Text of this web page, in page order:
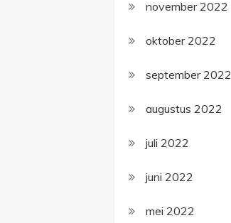
november 2022
oktober 2022
september 2022
augustus 2022
juli 2022
juni 2022
mei 2022